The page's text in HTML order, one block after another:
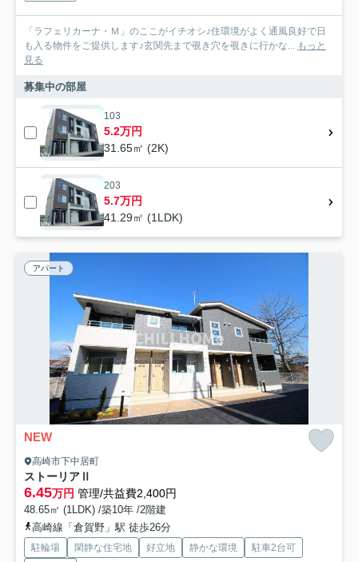
「ラフェリカーナ・Ｍ」のここがイチオシ♪住環境がよく通風良好で日
も入る物件をご提供します♪玄関先まで覗き穴を覗きに行かな... もっと
見る
募集中の部屋
103
5.2万円
31.65㎡ (2K)
203
5.7万円
41.29㎡ (1LDK)
アパート
NEW
高崎市下中居町
ストーリアⅡ
6.45万円 管理/共益費2,400円
48.65㎡ (1LDK) /築10年 /2階建
高崎線「倉賀野」駅 徒歩26分
駐輪場 閑静な住宅地 好立地 静かな環境
駐車2台可